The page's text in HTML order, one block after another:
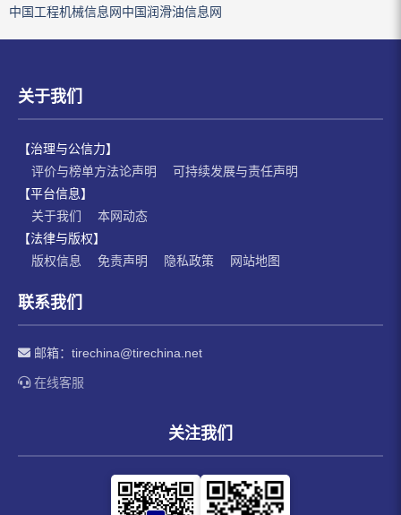
中国工程机械信息网中国润滑油信息网
关于我们
【治理与公信力】
评价与榜单方法论声明
可持续发展与责任声明
【平台信息】
关于我们
本网动态
【法律与版权】
版权信息
免责声明 隐私政策 网站地图
联系我们
邮箱： tirechina@tirechina.net
在线客服
关注我们